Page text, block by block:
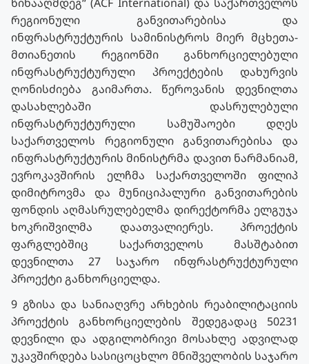
რეგიონული განვითარებისა და
ინფრასტრუქტურის სამინისტროს მიერ მცხეთა-
მთიანეთის რეგიონში განხორციელებული
ინფრასტრუქტურული პროექტების დახურვის
ღონისძიება გაიმართა. წეროვანის დევნილთა
დასახლებაში დასრულებული
ინფრასტრუქტურული სამუშაოები დღეს
საქართველოს რეგიონული განვითარებისა და
ინფრასტრუქტურის მინისტრმა დავით ნარმანიამ,
ევროკავშირის ელჩმა საქართველოში ფილიპ
დიმიტროვმა და მუნიციპალური განვითარების
ფონდის აღმასრულებელმა დირექტორმა ელგუჯა
ხოკრიშვილმა დაათვალიერეს. პროექტის
ფარგლებშიც საქართველოს მასშტაბით
დევნილთა 27 საჯარო ინფრასტრუქტურული
პროექტი განხორციელდა.
9 გზისა და სანიაღვრე არხების რეაბილიტაციის
პროექტის განხორციელების შედეგადაც 50231
დევნილი და ადგილობრივი მოსახლე ადვილად
უკავშირდება სასიცოცხლო მნიშველობის საჯარო